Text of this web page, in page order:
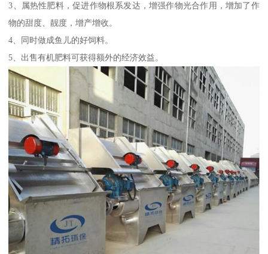
3、属热性肥料，促进作物根系发达，增强作物光合作用，增加了作
物的甜度、靓度，增产增收。
4、同时做成鱼儿的好饲料。
5、出售有机肥料可获得额外的经济效益。